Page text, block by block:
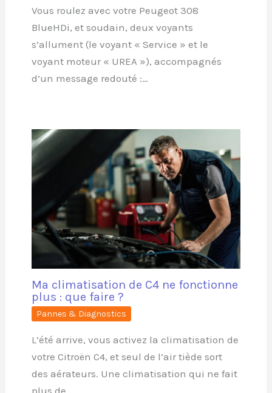
Vous roulez avec votre Peugeot 308
BlueHDi, et soudain, deux voyants
s’allument (le voyant « Service » et le
voyant moteur « UREA »), accompagnés
d’un message redouté :…
Ma climatisation de C4 ne fonctionne
plus : que faire ?
Pannes & Diagnostics
L’été arrive, vous activez la climatisation de
votre Citroën C4, et seul de l’air tiède sort
des aérateurs. Une climatisation qui ne fait